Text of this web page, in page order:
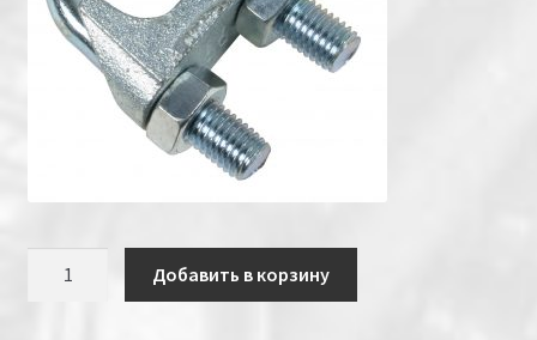
Добавить в корзину